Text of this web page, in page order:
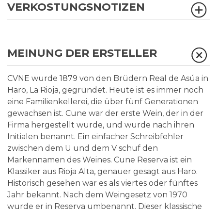
VERKOSTUNGSNOTIZEN
MEINUNG DER ERSTELLER
CVNE wurde 1879 von den Brüdern Real de Asúa in
Haro, La Rioja, gegründet. Heute ist es immer noch
eine Familienkellerei, die über fünf Generationen
gewachsen ist. Cune war der erste Wein, der in der
Firma hergestellt wurde, und wurde nach ihren
Initialen benannt. Ein einfacher Schreibfehler
zwischen dem U und dem V schuf den
Markennamen des Weines. Cune Reserva ist ein
Klassiker aus Rioja Alta, genauer gesagt aus Haro.
Historisch gesehen war es als viertes oder fünftes
Jahr bekannt. Nach dem Weingesetz von 1970
wurde er in Reserva umbenannt. Dieser klassische